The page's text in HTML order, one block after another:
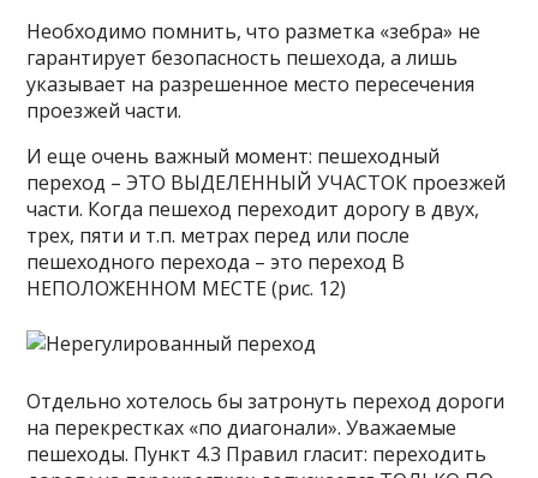
Необходимо помнить, что разметка «зебра» не
гарантирует безопасность пешехода, а лишь
указывает на разрешенное место пересечения
проезжей части.
И еще очень важный момент: пешеходный
переход – ЭТО ВЫДЕЛЕННЫЙ УЧАСТОК проезжей
части. Когда пешеход переходит дорогу в двух,
трех, пяти и т.п. метрах перед или после
пешеходного перехода – это переход В
НЕПОЛОЖЕННОМ МЕСТЕ (рис. 12)
Отдельно хотелось бы затронуть переход дороги
на перекрестках «по диагонали». Уважаемые
пешеходы. Пункт 4.3 Правил гласит: переходить